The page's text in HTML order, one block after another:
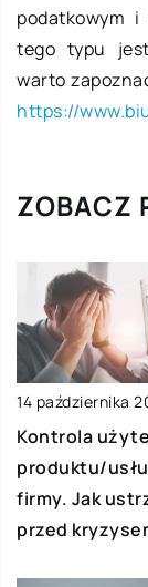
podatkowym i
tego typu
warto
https://
ZOBACZ
14 października
Kontrola
produktu/
firmy. Jak
przed